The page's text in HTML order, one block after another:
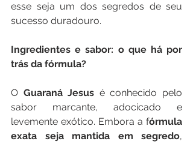
esse seja um dos segredos de seu
sucesso duradouro.
Ingredientes e sabor: o que há por
trás da fórmula?
O Guaraná Jesus é conhecido pelo
sabor marcante, adocicado e
levemente exótico. Embora a fórmula
exata seja mantida em segredo,